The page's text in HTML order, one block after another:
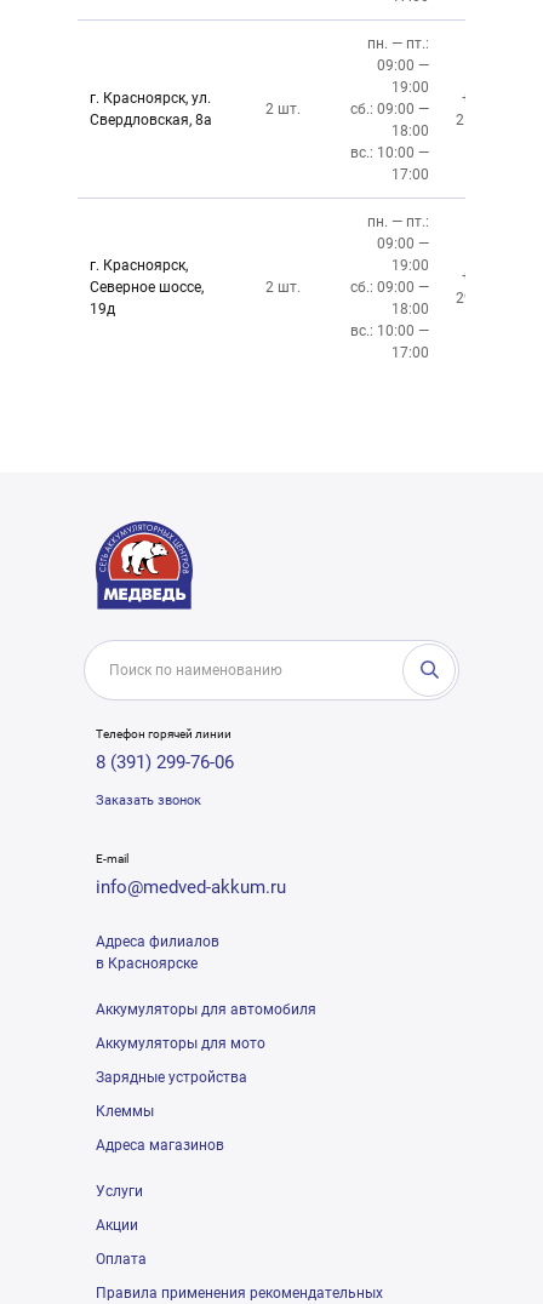
г. Красноярск, ул.
Свердловская, 8а
2 шт.
пн. — пт.:
09:00 —
19:00
сб.: 09:00 —
18:00
вс.: 10:00 —
17:00
+7 (391)
219-27-50
г. Красноярск,
Северное шоссе,
19д
2 шт.
пн. — пт.:
09:00 —
19:00
сб.: 09:00 —
18:00
вс.: 10:00 —
17:00
+7 (391)
299-76-06
Телефон горячей линии
8 (391) 299-76-06
Заказать звонок
E-mail
info@medved-akkum.ru
Адреса филиалов
в Красноярске
Аккумуляторы для автомобиля
Аккумуляторы для мото
Зарядные устройства
Клеммы
Адреса магазинов
Услуги
Акции
Оплата
Правила применения рекомендательных